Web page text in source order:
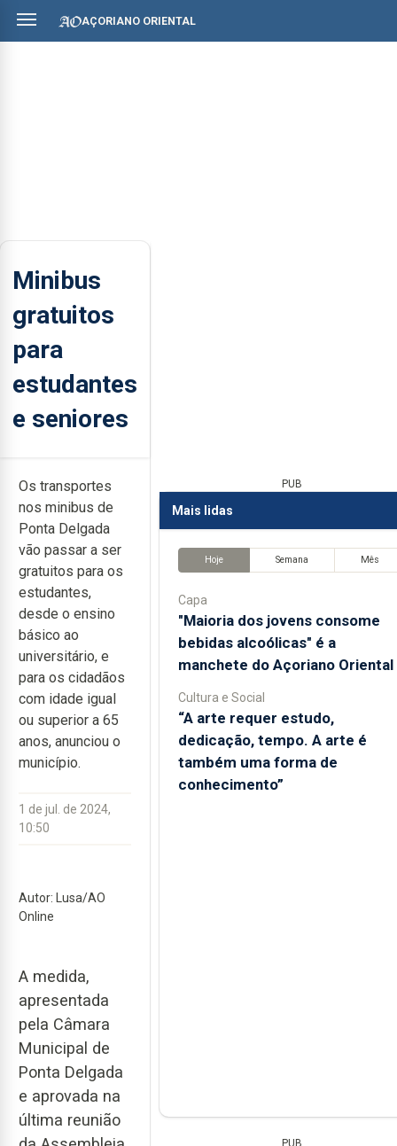
AÇORIANO ORIENTAL
Minibus
gratuitos
para
estudantes
e seniores
Os transportes
nos minibus de
Ponta Delgada
vão passar a ser
gratuitos para os
estudantes,
desde o ensino
básico ao
universitário, e
para os cidadãos
com idade igual
ou superior a 65
anos, anunciou o
município.
1 de jul. de 2024,
10:50
Autor: Lusa/AO
Online
A medida,
apresentada
pela Câmara
Municipal de
Ponta Delgada
e aprovada na
última reunião
PUB
Mais lidas
Hoje Semana Mês
Capa
"Maioria dos jovens consome
bebidas alcoólicas" é a
manchete do Açoriano Oriental
Cultura e Social
“A arte requer estudo,
dedicação, tempo. A arte é
também uma forma de
conhecimento”
PUB